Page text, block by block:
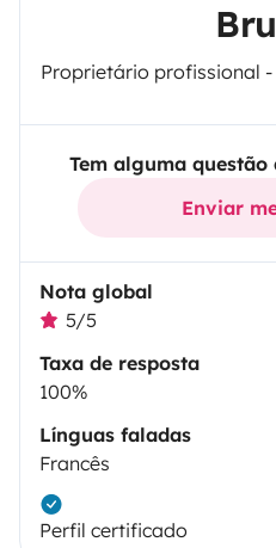
Proprietário profissional
Tem alguma
Enviar
Nota global
5/5
Taxa de resposta
100%
Línguas faladas
Francês
Perfil certificado